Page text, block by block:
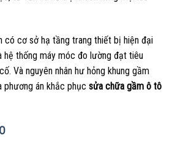
có cơ sở hạ tầng trang thiết bị hiện đại
hệ thống máy móc đo lường đạt tiêu
Và nguyên nhân hư hỏng khung gầm
phương án khắc phục sửa chữa gầm ô tô